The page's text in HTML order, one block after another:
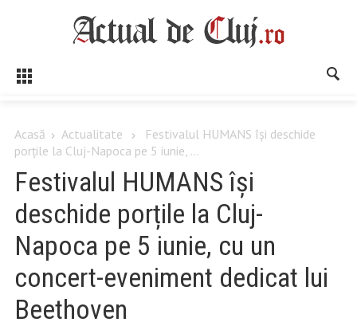
Acasă Actualitate
Festivalul HUMANS își deschide
porțile la Cluj-Napoca pe 5 iunie, ...
Festivalul HUMANS își
deschide porțile la Cluj-
Napoca pe 5 iunie, cu un
concert-eveniment dedicat lui
Beethoven